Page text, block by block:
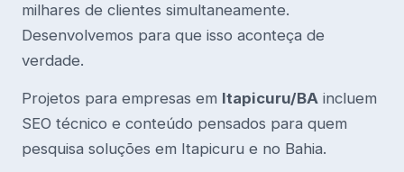
milhares de clientes simultaneamente.
Desenvolvemos para que isso aconteça de
verdade.
Projetos para empresas em Itapicuru/BA incluem
SEO técnico e conteúdo pensados para quem
pesquisa soluções em Itapicuru e no Bahia.